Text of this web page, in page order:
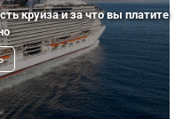
круиза и за что вы платите